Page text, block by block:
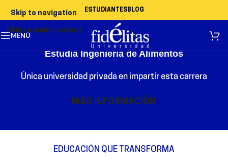
Skip to navigation
Skip to main content
ESTUDIANTESBLOG
MENÚ
Estudiá Ingeniería de Alimentos
Única universidad privada en impartir esta carrera
MÁS INFORMACIÓN
EDUCACIÓN QUE TRANSFORMA